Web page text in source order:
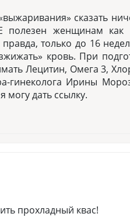
сказать
полезен женщинам
только до 16
кровь. При
Лецитин, Омега 3,
гинеколога Ирины
могу дать ссылку.
прохладный квас!